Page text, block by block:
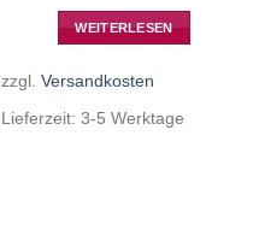
WEITERLESEN
zzgl. Versandkosten
Lieferzeit: 3-5 Werktage